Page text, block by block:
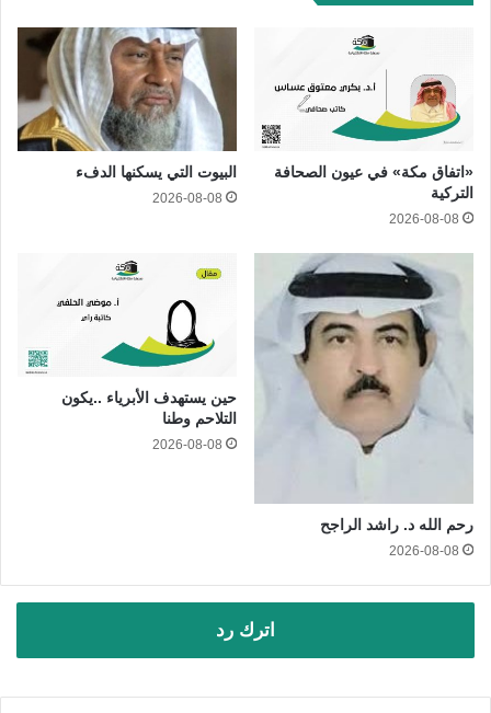
«اتفاق مكة» في عيون الصحافة
التركية
2026-08-08
البيوت التي يسكنها الدفء
2026-08-08
رحم الله د. راشد الراجح
2026-08-08
حين يستهدف الأبرياء ..يكون
التلاحم وطنا
2026-08-08
اترك رد